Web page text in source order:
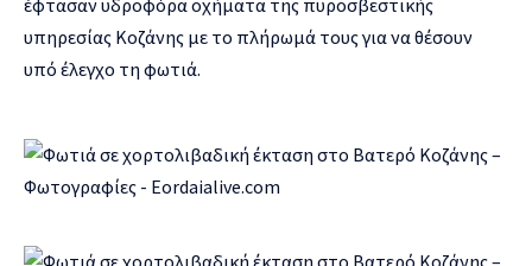
έφτασαν υδροφόρα οχήματα της πυροσβεστικής
υπηρεσίας Κοζάνης με το πλήρωμά τους για να θέσουν
υπό έλεγχο τη φωτιά.